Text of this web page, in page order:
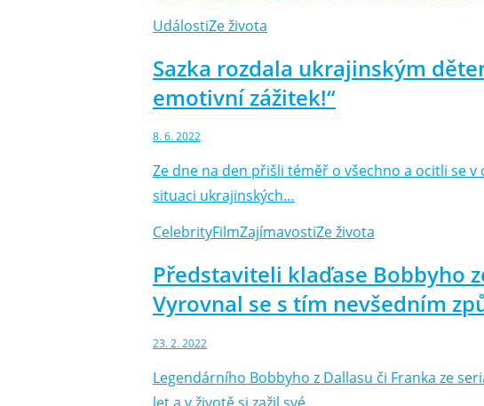
UdálostiZe života
Sazka rozdala ukrajinským
emotivní zážitek!“
8. 6. 2022
Ze dne na den přišli téměř o všechno a ocitli se
situaci ukrajinských…
CelebrityFilmZajímavostiZe života
Představiteli klaďase Bobbyho
Vyrovnal se s tím nevšedním
23. 2. 2022
Legendárního Bobbyho z Dallasu či Franka ze